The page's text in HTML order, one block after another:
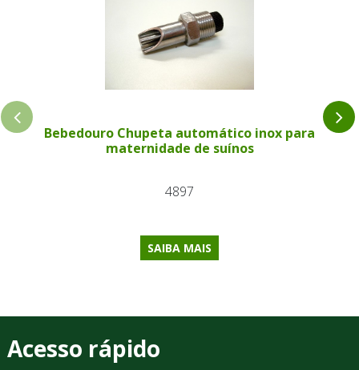
Bebedouro Chupeta automático inox para
maternidade de suínos
4897
SAIBA MAIS
Acesso rápido